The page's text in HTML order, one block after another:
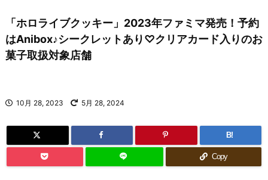
「ホロライブクッキー」2023年ファミマ発売！予約
はAnibox♪シークレットあり♡クリアカード入りのお
菓子取扱対象店舗
10月 28, 2023 5月 28, 2024
B!
Copy